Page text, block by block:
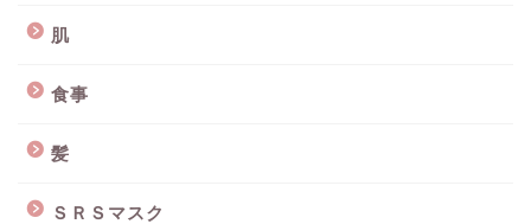
肌
食事
髪
ＳＲＳマスク